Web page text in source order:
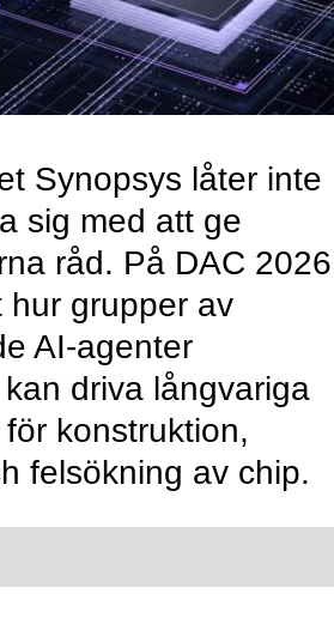
Synopsys låter inte
sig med att ge
råd. På DAC 2026
hur grupper av
AI-agenter
driva långvariga
konstruktion,
felsökning av chip.